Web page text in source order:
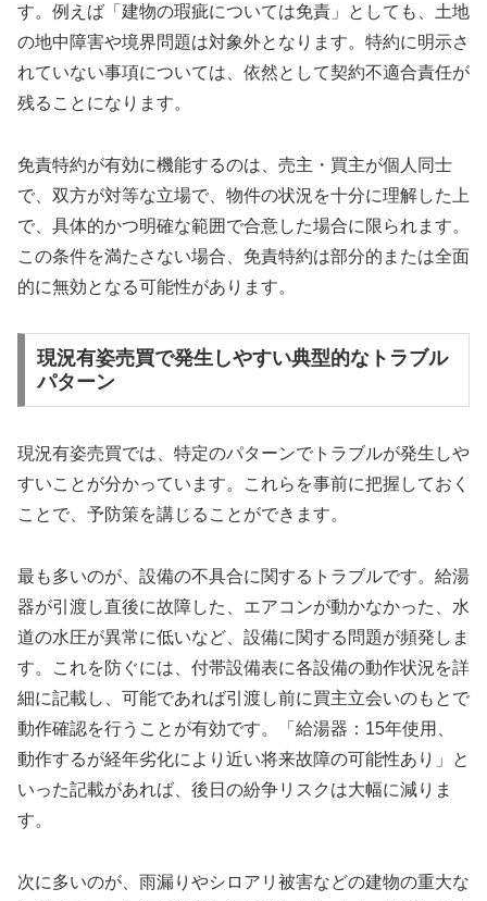
す。例えば「建物の瑕疵については免責」としても、土地
の地中障害や境界問題は対象外となります。特約に明示さ
れていない事項については、依然として契約不適合責任が
残ることになります。
免責特約が有効に機能するのは、売主・買主が個人同士
で、双方が対等な立場で、物件の状況を十分に理解した上
で、具体的かつ明確な範囲で合意した場合に限られます。
この条件を満たさない場合、免責特約は部分的または全面
的に無効となる可能性があります。
現況有姿売買で発生しやすい典型的なトラブル
パターン
現況有姿売買では、特定のパターンでトラブルが発生しや
すいことが分かっています。これらを事前に把握しておく
ことで、予防策を講じることができます。
最も多いのが、設備の不具合に関するトラブルです。給湯
器が引渡し直後に故障した、エアコンが動かなかった、水
道の水圧が異常に低いなど、設備に関する問題が頻発しま
す。これを防ぐには、付帯設備表に各設備の動作状況を詳
細に記載し、可能であれば引渡し前に買主立会いのもとで
動作確認を行うことが有効です。「給湯器：15年使用、
動作するが経年劣化により近い将来故障の可能性あり」と
いった記載があれば、後日の紛争リスクは大幅に減りま
す。
次に多いのが、雨漏りやシロアリ被害などの建物の重大な